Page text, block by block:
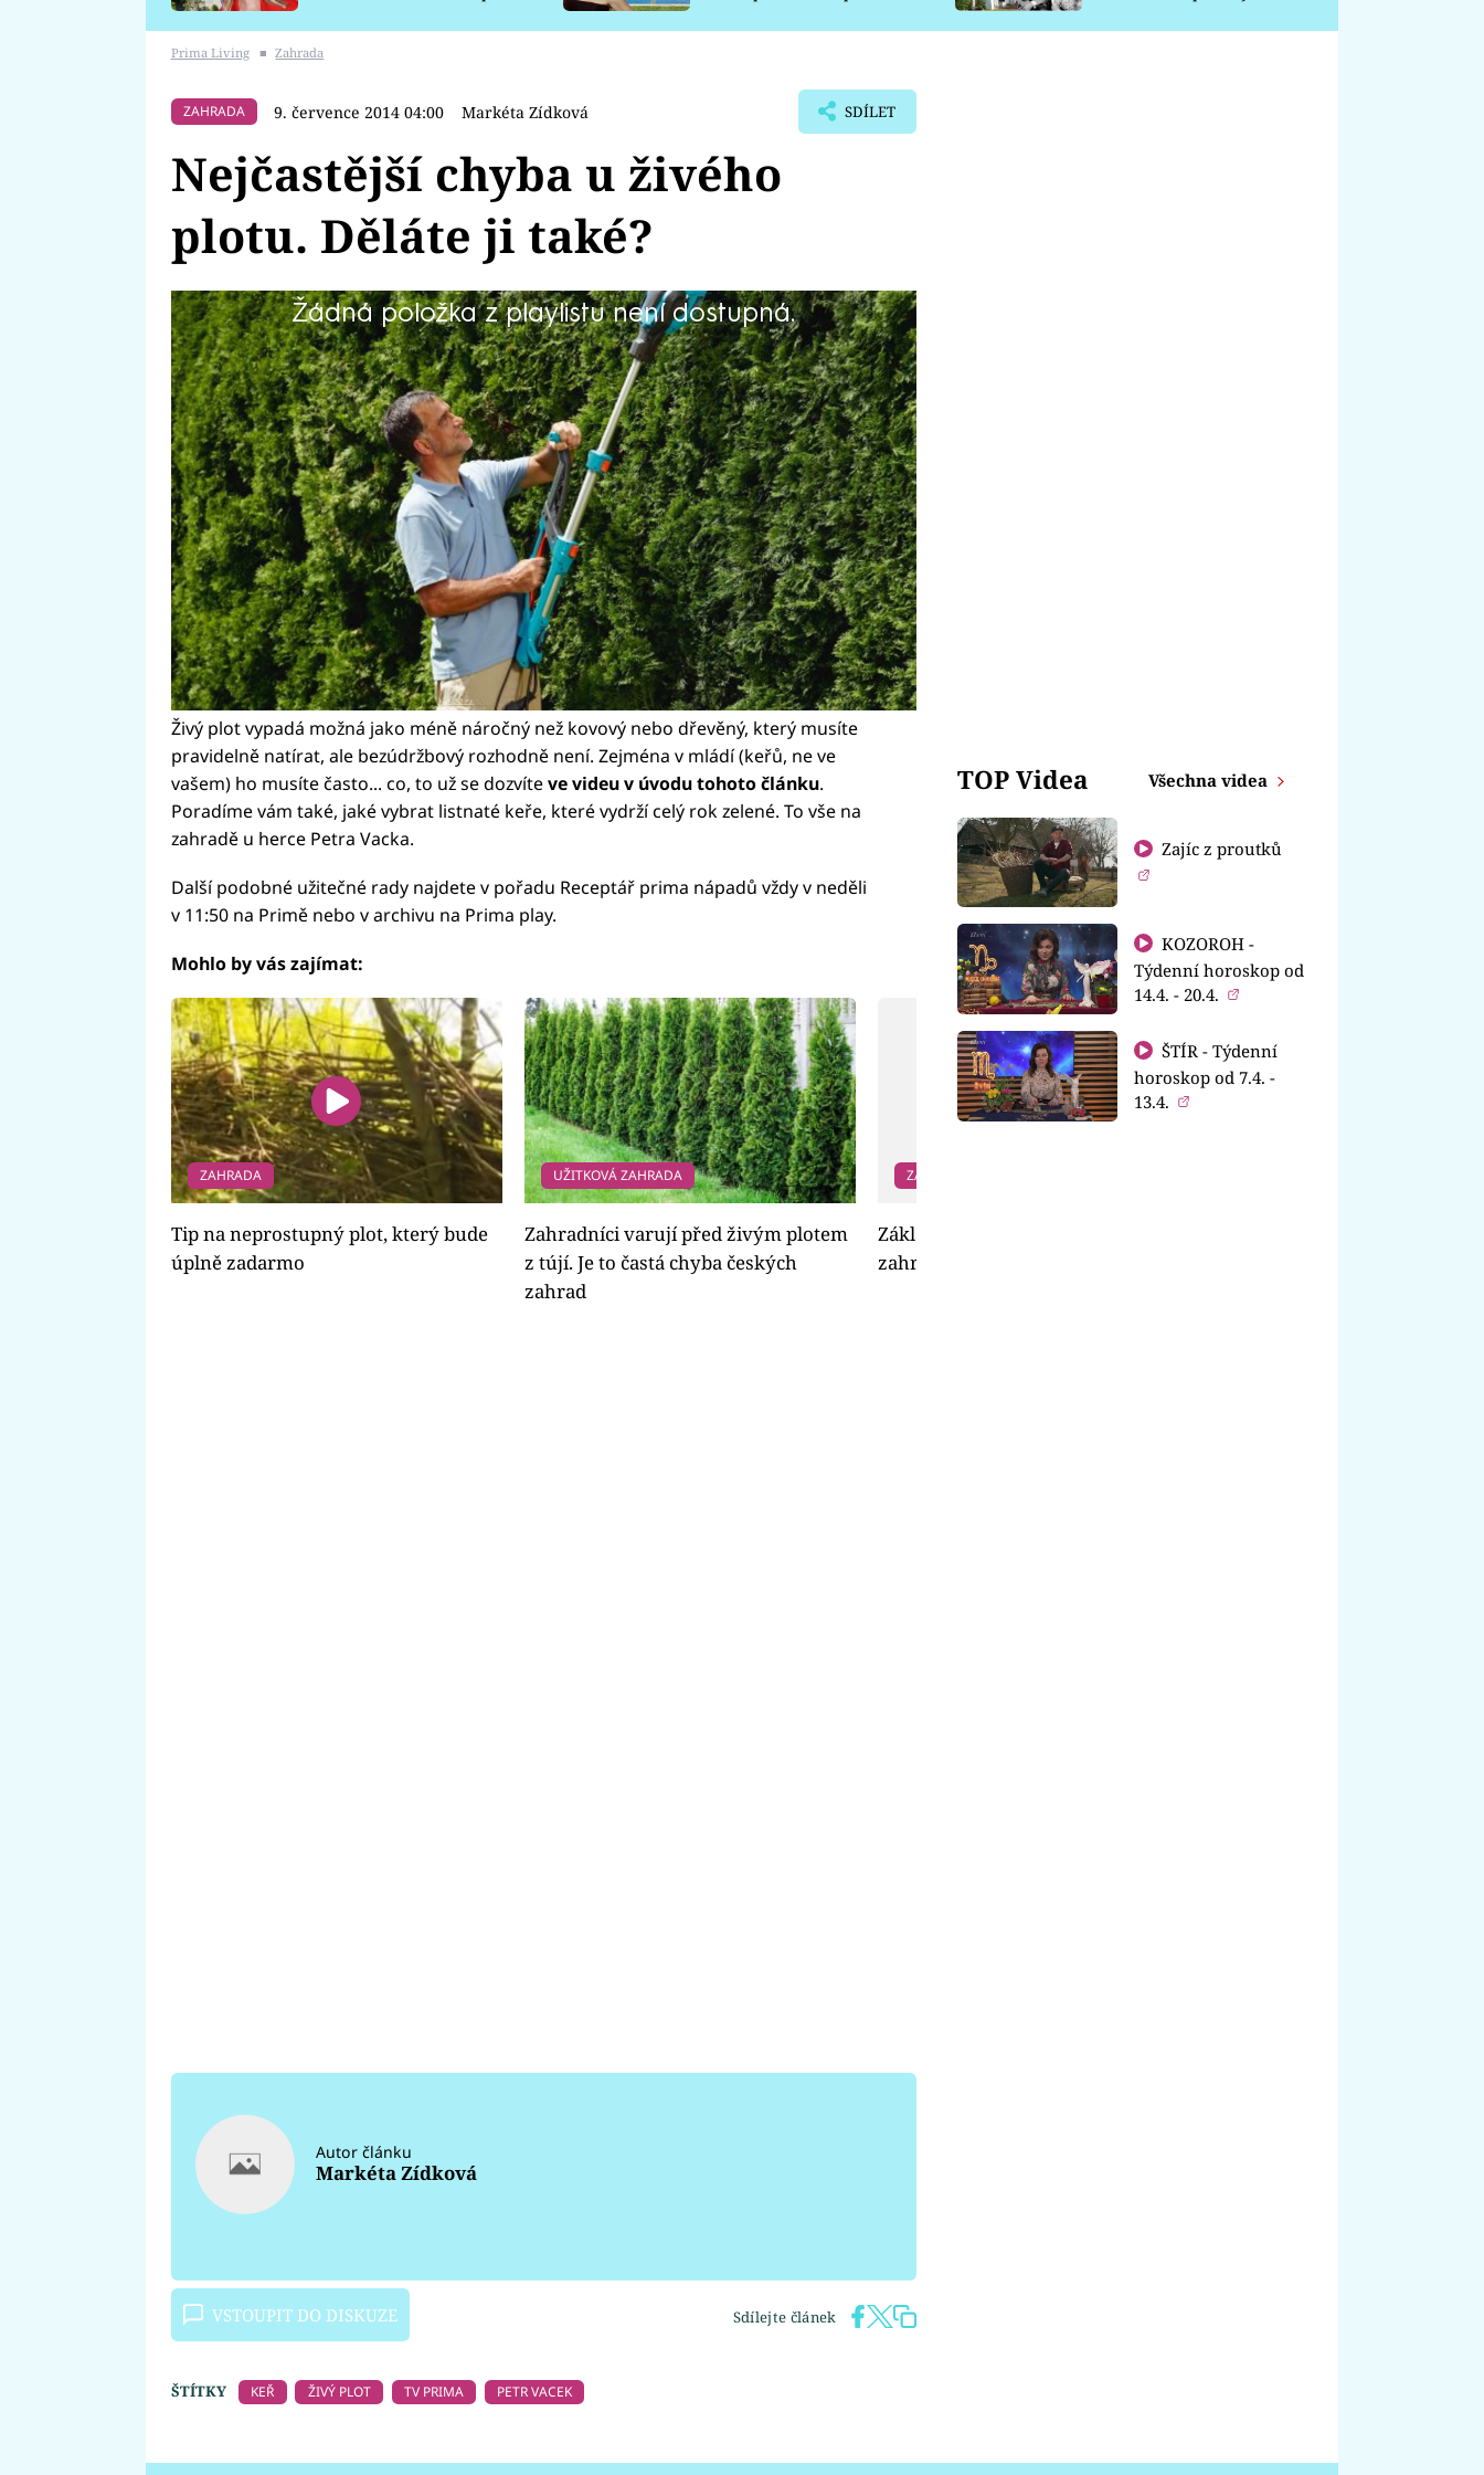
Prima Living ■ Zahrada
ZAHRADA 9. července 2014 04:00 Markéta Zídková SDÍLET
Nejčastější chyba u živého
plotu. Děláte ji také?
Žádná položka z playlistu není dostupná.
Myslíte si, že vysadíte keře a máte vystaráno?
Živý plot vypadá možná jako méně náročný než kovový nebo dřevěný, který musíte
pravidelně natírat, ale bezúdržbový rozhodně není. Zejména v mládí (keřů, ne ve
vašem) ho musíte často... co, to už se dozvíteve videu v úvodu tohoto článku.
Poradíme vám také, jaké vybrat listnaté keře, které vydrží celý rok zelené. To vše na
zahradě u herce Petra Vacka.
Další podobné užitečné rady najdete v pořadu Receptář prima nápadů vždy v neděli
v 11:50 na Primě nebo v archivu na Prima play.
Mohlo by vás zajímat:
ZAHRADA
Tip na neprostupný plot, který bude
úplně zadarmo
UŽITKOVÁ ZAHRADA
Zahradníci varují před živým plotem
z tújí. Je to častá chyba českých
zahrad
ZAHRADA
Základní pravidla, jak vybrat keře do
zahrady
Autor článku
Markéta Zídková
VSTOUPIT DO DISKUZE Sdílejte článek
ŠTÍTKY KEŘ ŽIVÝ PLOT TV PRIMA PETR VACEK
TOP Videa Všechna videa
Zajíc z proutků
KOZOROH -
Týdenní horoskop od
14.4. - 20.4.
ŠTÍR - Týdenní
horoskop od 7.4. -
13.4.